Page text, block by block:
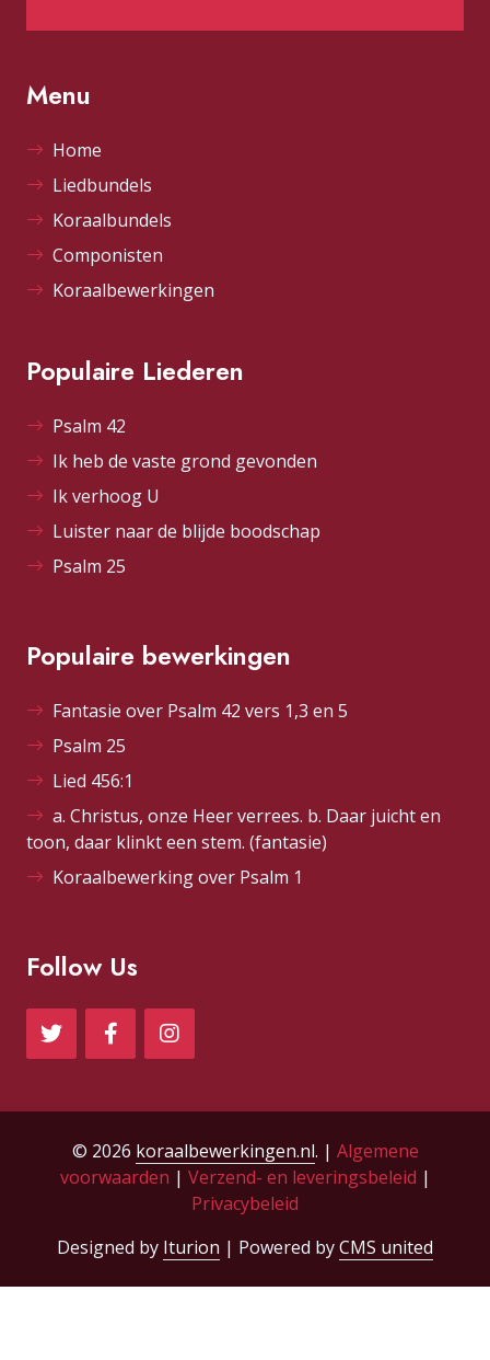
Menu
Home
Liedbundels
Koraalbundels
Componisten
Koraalbewerkingen
Populaire Liederen
Psalm 42
Ik heb de vaste grond gevonden
Ik verhoog U
Luister naar de blijde boodschap
Psalm 25
Populaire bewerkingen
Fantasie over Psalm 42 vers 1,3 en 5
Psalm 25
Lied 456:1
a. Christus, onze Heer verrees. b. Daar juicht en
toon, daar klinkt een stem. (fantasie)
Koraalbewerking over Psalm 1
Follow Us
© 2026 koraalbewerkingen.nl. | Algemene
voorwaarden | Verzend- en leveringsbeleid |
Privacybeleid
Designed by Iturion | Powered byCMS united